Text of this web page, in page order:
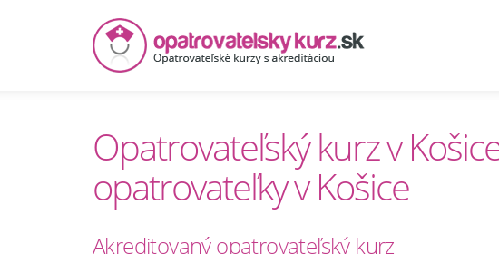
Opatrovateľský kurz v
opatrovateľky v Košice
Akreditovaný opatrovateľský kurz